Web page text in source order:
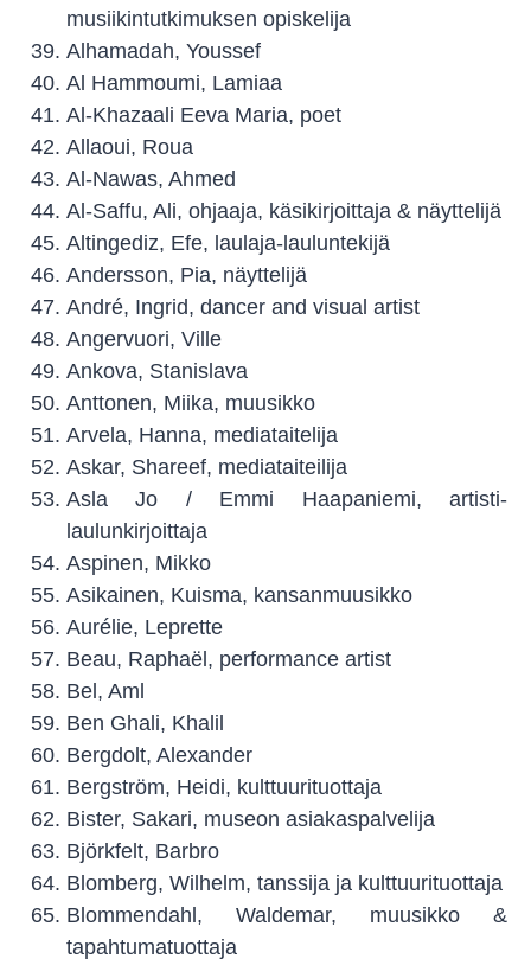
musiikintutkimuksen opiskelija
Alhamadah, Youssef
Al Hammoumi, Lamiaa
Al-Khazaali Eeva Maria, poet
Allaoui, Roua
Al-Nawas, Ahmed
Al-Saffu, Ali, ohjaaja, käsikirjoittaja & näyttelijä
Altingediz, Efe, laulaja-lauluntekijä
Andersson, Pia, näyttelijä
André, Ingrid, dancer and visual artist
Angervuori, Ville
Ankova, Stanislava
Anttonen, Miika, muusikko
Arvela, Hanna, mediataitelija
Askar, Shareef, mediataiteilija
Asla Jo / Emmi Haapaniemi, artisti-
laulunkirjoittaja
Aspinen, Mikko
Asikainen, Kuisma, kansanmuusikko
Aurélie, Leprette
Beau, Raphaël, performance artist
Bel, Aml
Ben Ghali, Khalil
Bergdolt, Alexander
Bergström, Heidi, kulttuurituottaja
Bister, Sakari, museon asiakaspalvelija
Björkfelt, Barbro
Blomberg, Wilhelm, tanssija ja kulttuurituottaja
Blommendahl, Waldemar, muusikko &
tapahtumatuottaja